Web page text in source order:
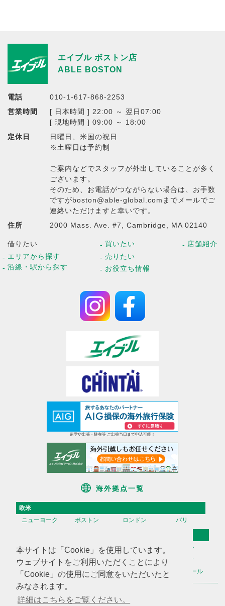
本サイトは「Cookie」を使用しています。
ウェブサイトをご利用いただくことにより
「Cookie」の使用にご同意をいただいたと
みなされます。
詳細はこちらをご覧ください。
エイブル ボストン店
ABLE BOSTON
電話
010-1-617-868-2253
営業時間
[ 日本時間 ] 22:00 ～ 翌日07:00
[ 現地時間 ] 09:00 ～ 18:00
定休日
日曜日、米国の祝日
※土曜日は予約制
ご案内などでスタッフが外出していることが多く
ございます。
そのため、お電話がつながらない場合は、お手数
ですがboston@able-global.comまでメールでご
連絡いただけますと幸いです。
住所
2000 Mass. Ave. #7, Cambridge, MA 02140
借りたい
エリアから探す
沿線・駅から探す
買いたい
売りたい
お役立ち情報
店舗紹介
留学や出張・駐在等 ご出発当日まで申込可能！
海外拠点一覧
欧米
ニューヨーク
ボストン ロンドン パリ
香港
台湾 高雄
ソウル
天津
上海 蘇州
深セン
広州
ハノイ マニラ シンガポール
海外不動産投資情報 海外CHINTAI